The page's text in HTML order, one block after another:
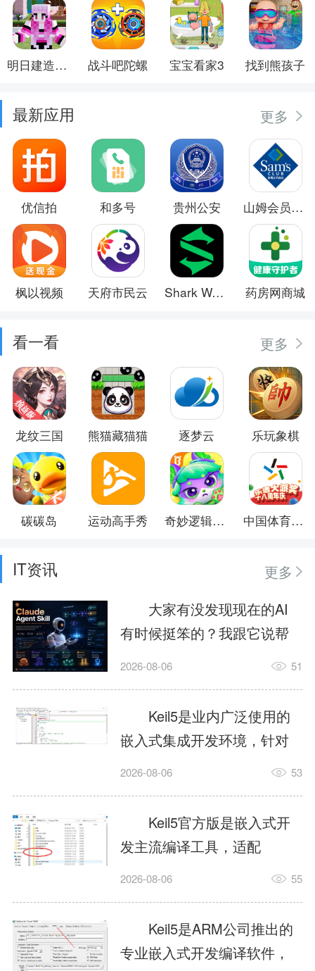
明日建造大师 战斗吧陀螺 宝宝看家3 找到熊孩子
最新应用 更多
优信拍 和多号 贵州公安 山姆会员商店
枫以视频 天府市民云 Shark Wear 药房网商城
看一看 更多
龙纹三国 熊猫藏猫猫 逐梦云 乐玩象棋
碳碳岛 运动高手秀 奇妙逻辑训练 中国体育彩票
IT资讯
更多
大家有没发现现在的AI
有时候挺笨的？我跟它说帮
我订个明天早上的闹钟，它
这样？因为AI，就是个只会
耍嘴皮子的书呆子。它脑子
里有海量知识，但没有真正
激发出来实力。而
AgentSkill，就是给AI大脑装
上的一双机械手，它真的能
解决很多问题。1什么是
AgentSkillSkill指...
2026-08-06 51
Keil5是业内广泛使用的
嵌入式集成开发环境，针对
ARM、51内核单片机提供编
力，代码编译稳定，调试工
具成熟，大量开源项目基于
该平台开发。新项目需要单
独下载对应芯片支持包，新
手配置难度较高，正版商业
授权费用不菲，未授权版本
存在程序容量限制，适合硬
2026-08-06 53
Keil5官方版是嵌入式开
发主流编译工具，适配
STM32、51单片机等多款芯
在线调试、代码仿真，兼容
众多厂商芯片安装包。软件
需要手动添加器件库，初次
2026-08-06 55
Keil5是ARM公司推出的
专业嵌入式开发编译软件，